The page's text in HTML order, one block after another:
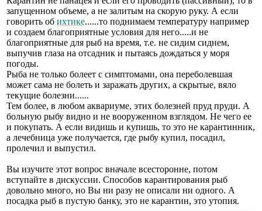
запущенном объеме, а не залитым на скорую руку. А если
говорить об ихтике......то поднимаем температуру например
и создаем благоприятные условия для него.....и не
благоприятные для рыб на время, т.е. не сидим сиднем,
выпучив глаза на отсадник и пытаясь дождаться у моря
погоды.
Рыба не только болеет с симптомами, она переболевшая
может сама не болеть и заражать других, а скрытые, вяло
текущие болезни......
Тем более, в любом аквариуме, этих болезней пруд пруди. А
больную рыбу видно и не вооруженном взглядом. Не чего ее
и покупать. А если видишь и купишь, то это не карантинник,
а лечебница уже получается, где рыбу купил, посадил,
пролечил и выпустил.
Вы изучите этот вопрос вначале всесторонне, потом
вступайте в дискуссии. Способов карантирования рыб
довольно много, но Вы ни разу не описали ни одного. А
посадка рыб в пустую банку, это не карантин, это утопия.